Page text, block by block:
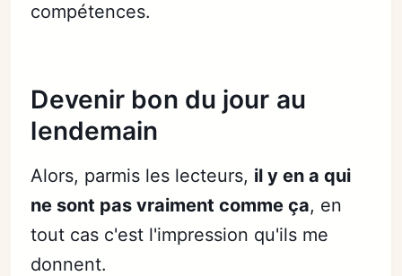
compétences.
Devenir bon du jour au
lendemain
Alors, parmis les lecteurs, il y en a qui
ne sont pas vraiment comme ça, en
tout cas c'est l'impression qu'ils me
donnent.